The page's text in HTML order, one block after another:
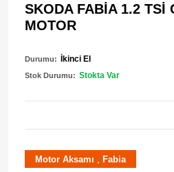
SKODA FABİA 1.2 TSİ
MOTOR
Durumu: İkinci El
Stok Durumu: Stokta Var
Motor Aksamı Fabia